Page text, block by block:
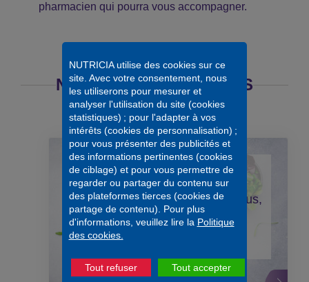
pharmacien qui pourra vous accompagner.
NOS AUTRES CONSEILS
DIARRHÉES
Évitez les légumes, les fruits crus,
les légumes secs, les pains
NUTRICIA utilise des cookies sur ce
site. Avec votre consentement, nous
les utiliserons pour mesurer et
analyser l'utilisation du site (cookies
statistiques) ; pour l'adapter à vos
intérêts (cookies de personnalisation) ;
pour vous présenter des publicités et
des informations pertinentes (cookies
de ciblage) et pour vous permettre de
regarder ou partager du contenu sur
des plateformes tierces (cookies de
partage de contenu). Pour plus
d'informations, veuillez lire la Politique
des cookies.
Tout refuser Tout accepter